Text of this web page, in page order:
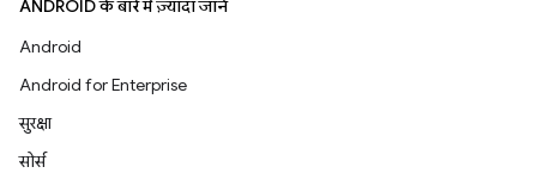
ANDROID के बारे में ज़्यादा जानें
Android
Android for Enterprise
सुरक्षा
सोर्स